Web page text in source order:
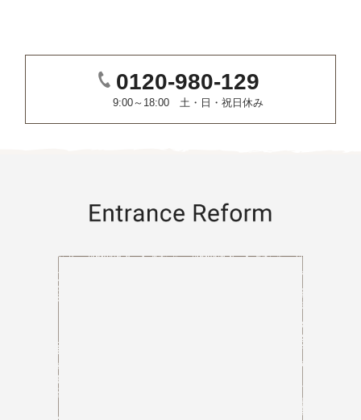
0120-980-129
9:00～18:00 土・日・祝日休み